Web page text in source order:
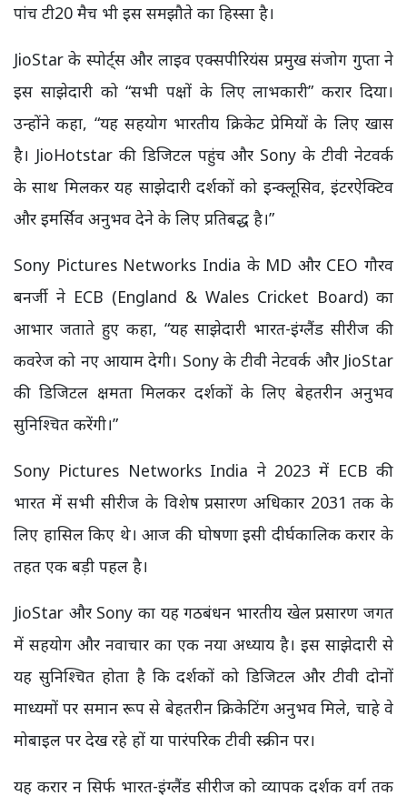
पांच टी20 मैच भी इस समझौते का हिस्सा है।
JioStar के स्पोर्ट्स और लाइव एक्सपीरियंस प्रमुख संजोग गुप्ता ने
इस साझेदारी को “सभी पक्षों के लिए लाभकारी” करार दिया।
उन्होंने कहा, “यह सहयोग भारतीय क्रिकेट प्रेमियों के लिए खास
है। JioHotstar की डिजिटल पहुंच और Sony के टीवी नेटवर्क
के साथ मिलकर यह साझेदारी दर्शकों को इन्क्लूसिव, इंटरऐक्टिव
और इमर्सिव अनुभव देने के लिए प्रतिबद्ध है।”
Sony Pictures Networks India के MD और CEO गौरव
बनर्जी ने ECB (England & Wales Cricket Board) का
आभार जताते हुए कहा, “यह साझेदारी भारत-इंग्लैंड सीरीज की
कवरेज को नए आयाम देगी। Sony के टीवी नेटवर्क और JioStar
की डिजिटल क्षमता मिलकर दर्शकों के लिए बेहतरीन अनुभव
सुनिश्चित करेंगी।”
Sony Pictures Networks India ने 2023 में ECB की
भारत में सभी सीरीज के विशेष प्रसारण अधिकार 2031 तक के
लिए हासिल किए थे। आज की घोषणा इसी दीर्घकालिक करार के
तहत एक बड़ी पहल है।
JioStar और Sony का यह गठबंधन भारतीय खेल प्रसारण जगत
में सहयोग और नवाचार का एक नया अध्याय है। इस साझेदारी से
यह सुनिश्चित होता है कि दर्शकों को डिजिटल और टीवी दोनों
माध्यमों पर समान रूप से बेहतरीन क्रिकेटिंग अनुभव मिले, चाहे वे
मोबाइल पर देख रहे हों या पारंपरिक टीवी स्क्रीन पर।
यह करार न सिर्फ भारत-इंग्लैंड सीरीज को व्यापक दर्शक वर्ग तक